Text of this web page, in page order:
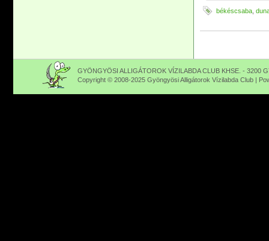
békéscsaba
GYÖNGYÖSI ALLIGÁTOROK VÍZILABDA CLUB KHSE. - 3200
Copyright © 2008-2025 Gyöngyösi Alligátorok Vízilabda Club |